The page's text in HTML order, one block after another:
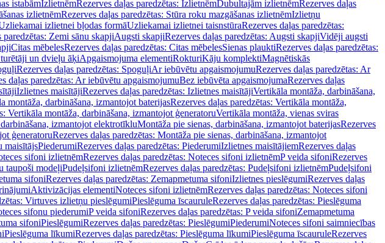
istabāmIzlietnēmRezerves daļas paredzētas: IzlietnēmDubultajām izlietnēmRezerves daļas
izlietnēmRezerves daļas paredzētas: Stūra roku mazgāšanas izlietnēmIzlietņu
izlietnei bļodas formāUzliekamai izlietnei taisnstūraRezerves daļas paredzētas:
paredzētas: Zemi sānu skapjiAugsti skapjiRezerves daļas paredzētas: Augsti skapjiVidēji augsti
Citas mēbelesRezerves daļas paredzētas: Citas mēbelesSienas plauktiRezerves daļas paredzētas:
un dvieļu āķiApgaismojuma elementiRokturiKāju komplektiMagnētiskās
Rezerves daļas paredzētas: SpoguļiAr iebūvētu apgaismojumuRezerves daļas paredzētas: Ar
daļas paredzētas: Ar iebūvētu apgaismojumuBez iebūvēta apgaismojumaRezerves daļas
Izlietnes maisītājiRezerves daļas paredzētas: Izlietnes maisītājiVertikāla montāža, darbināšana,
montāža, darbināšana, izmantojot baterijasRezerves daļas paredzētas: Vertikāla montāža,
Vertikāla montāža, darbināšana, izmantojot ģeneratoruVertikāla montāža, vienas sviras
izmantojot elektrotīkluMontāža pie sienas, darbināšana, izmantojot baterijasRezerves
ģeneratoruRezerves daļas paredzētas: Montāža pie sienas, darbināšana, izmantojot
maisītājsPiederumiRezerves daļas paredzētas: PiederumiIzlietnes maisītājiemRezerves daļas
sifoni izlietnēmRezerves daļas paredzētas: Noteces sifoni izlietnēmP veida sifoniRezerves
taupoši modeļiPudeļsifoni izlietnēmRezerves daļas paredzētas: Pudeļsifoni izlietnēmPudeļsifoni
sifoniRezerves daļas paredzētas: Zemapmetuma sifoniIzlietnes pieslēgumiRezerves daļas
Aktivizācijas elementiNoteces sifoni izlietnēmRezerves daļas paredzētas: Noteces sifoni
Virtuves izlietņu pieslēgumiPieslēguma īscauruleRezerves daļas paredzētas: Pieslēguma
sifonu piederumiP veida sifoniRezerves daļas paredzētas: P veida sifoniZemapmetuma
sifoniPieslēgumiRezerves daļas paredzētas: PieslēgumiPiederumiNoteces sifoni saimniecības
Pieslēguma līkumiRezerves daļas paredzētas: Pieslēguma līkumiPieslēguma īscauruleRezerves